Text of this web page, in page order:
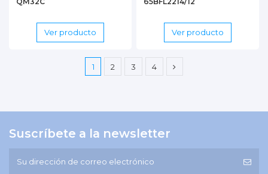
Ver producto Ver producto
1 2 3 4
Suscríbete a la newsletter